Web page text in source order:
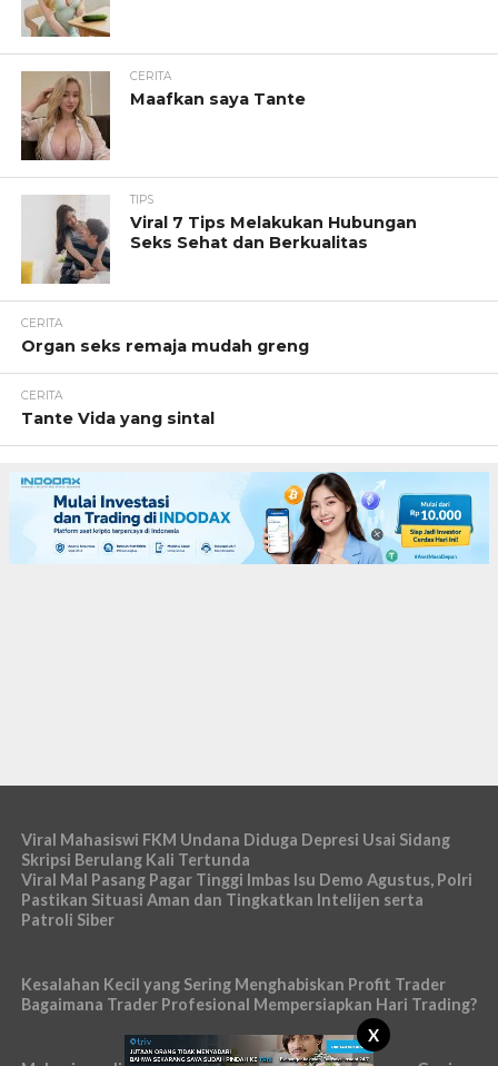
X
CERITA
Maafkan saya Tante
TIPS
Viral 7 Tips Melakukan Hubungan
Seks Sehat dan Berkualitas
CERITA
Organ seks remaja mudah greng
CERITA
Tante Vida yang sintal
Viral Mahasiswi FKM Undana Diduga Depresi Usai Sidang
Skripsi Berulang Kali Tertunda
Viral Mal Pasang Pagar Tinggi Imbas Isu Demo Agustus, Polri
Pastikan Situasi Aman dan Tingkatkan Intelijen serta
Patroli Siber
Kesalahan Kecil yang Sering Menghabiskan Profit Trader
Bagaimana Trader Profesional Mempersiapkan Hari Trading?